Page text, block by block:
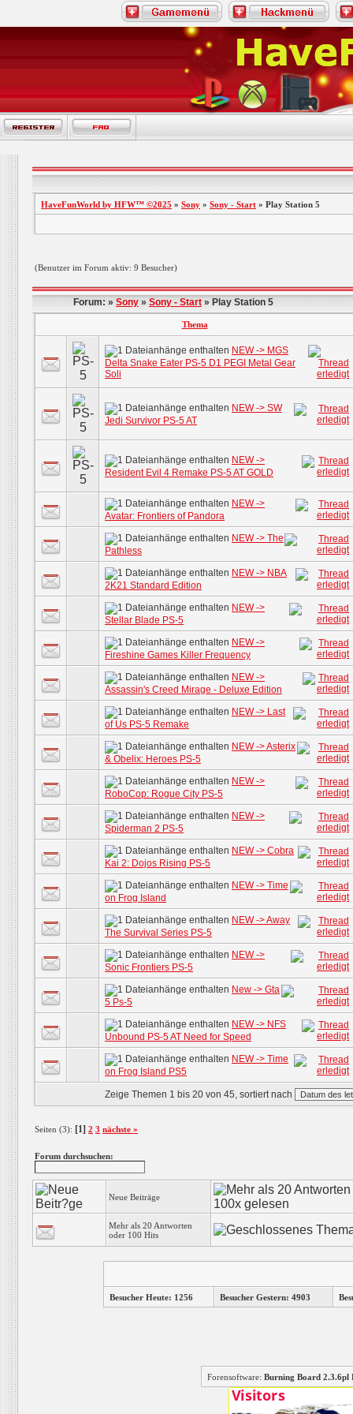
HaveFunWorld by HFW™ ©2025 » Sony » Sony - Start » Play Station 5
(Benutzer im Forum aktiv: 9 Besucher)
Forum: » Sony » Sony - Start » Play Station 5
Thema
NEW -> MGS
Delta Snake Eater PS-5 D1 PEGI Metal Gear
Soli
NEW -> SW
Jedi Survivor PS-5 AT
NEW ->
Resident Evil 4 Remake PS-5 AT GOLD
NEW ->
Avatar: Frontiers of Pandora
NEW -> The
Pathless
NEW -> NBA
2K21 Standard Edition
NEW ->
Stellar Blade PS-5
NEW ->
Fireshine Games Killer Frequency
NEW ->
Assassin's Creed Mirage - Deluxe Edition
NEW -> Last
of Us PS-5 Remake
NEW -> Asterix
& Obelix: Heroes PS-5
NEW ->
RoboCop: Rogue City PS-5
NEW ->
Spiderman 2 PS-5
NEW -> Cobra
Kai 2: Dojos Rising PS-5
NEW -> Time
on Frog Island
NEW -> Away
The Survival Series PS-5
NEW ->
Sonic Frontiers PS-5
New -> Gta
5 Ps-5
NEW -> NFS
Unbound PS-5 AT Need for Speed
NEW -> Time
on Frog Island PS5
Zeige Themen 1 bis 20 von 45, sortiert nach
Seiten (3): [1] 2 3 nächste »
Forum durchsuchen:
Neue Beiträge
Mehr als 20 Antworten
oder 100 Hits
Besucher Heute: 1256 Besucher Gestern: 4903
Forensoftware: Burning Board